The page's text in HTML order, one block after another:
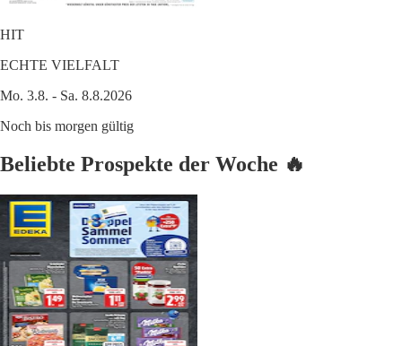
HIT
ECHTE VIELFALT
Mo. 3.8. - Sa. 8.8.2026
Noch bis morgen gültig
Beliebte Prospekte der Woche 🔥